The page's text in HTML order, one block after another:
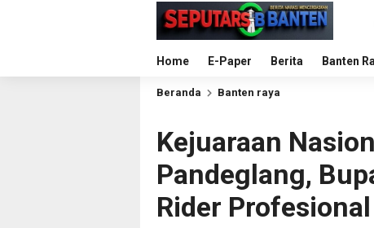
Home E-Paper Berita Banten
Beranda Banten raya
Kejuaraan
Pandeglang,
Rider Profesional